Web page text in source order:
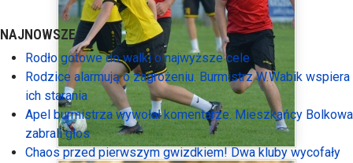
NAJNOWSZE:
Rodło gotowe do walki o najwyższe cele
Rodzice alarmują o zagrożeniu. Burmistrz W.Wabik wspiera
ich starania
Apel burmistrza wywołał komentarze. Mieszkańcy Bolkowa
zabrali głos
Chaos przed pierwszym gwizdkiem! Dwa kluby wycofały